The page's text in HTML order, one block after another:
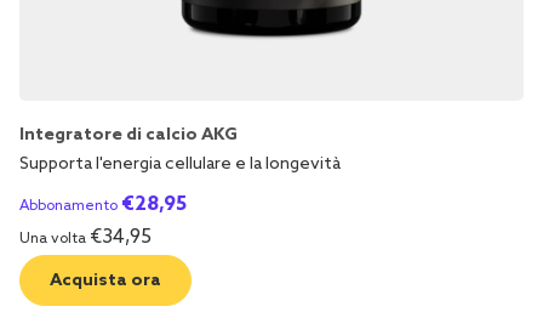
Integratore di calcio AKG
Supporta l'energia cellulare e la longevità
Abbonamento €28,95
Una volta €34,95
Acquista ora